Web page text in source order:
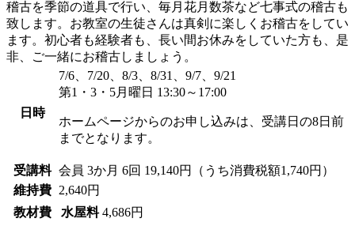
稽古を季節の道具で行い、毎月花月数茶など七事式の稽古も
致します。お教室の生徒さんは真剣に楽しくお稽古をしてい
ます。初心者も経験者も、長い間お休みをしていた方も、是
非、ご一緒にお稽古しましょう。
日時
7/6、7/20、8/3、8/31、9/7、9/21
第1・3・5月曜日 13:30～17:00
ホームページからのお申し込みは、受講日の8日前
までとなります。
受講料 会員 3か月 6回 19,140円（うち消費税額1,740円）
維持費
2,640円
教材費
水屋料 4,686円